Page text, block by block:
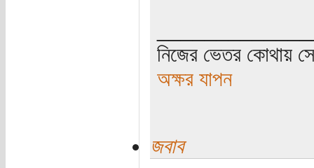
নিজের ভেতর কোথায়
অক্ষর যাপন
জবাব